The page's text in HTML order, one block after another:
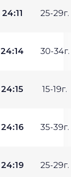
24:11 25-29г.
24:14 30-34г.
24:15 15-19г.
24:16 35-39г.
24:19 25-29г.